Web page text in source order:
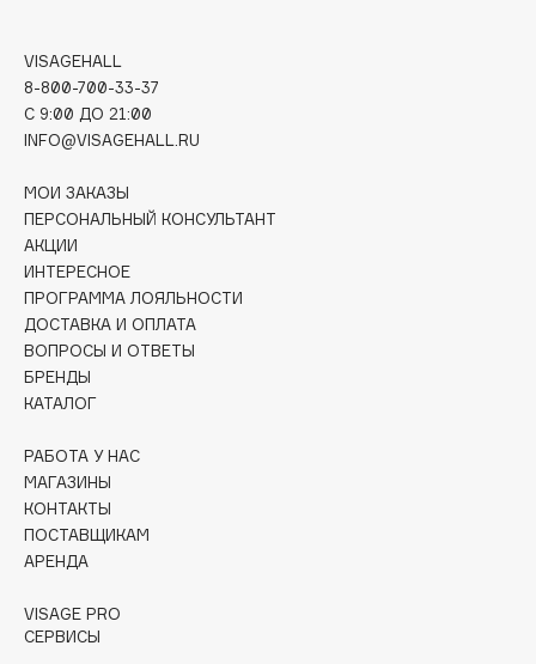
Clarette
Clarins
Clarins Precious
Clive Christian
Club De Nuit
Collagenina
Corimo
CosRX
Cottolina
Crescina
Cunzite
Curaprox
D
VISAGEHALL
8-800-700-33-37
C 9:00 ДО 21:00
INFO@VISAGEHALL.RU
МОИ ЗАКАЗЫ
ПЕРСОНАЛЬНЫЙ КОНСУЛЬТАНТ
АКЦИИ
ИНТЕРЕСНОЕ
ПРОГРАММА ЛОЯЛЬНОСТИ
ДОСТАВКА И ОПЛАТА
ВОПРОСЫ И ОТВЕТЫ
БРЕНДЫ
КАТАЛОГ
РАБОТА У НАС
МАГАЗИНЫ
КОНТАКТЫ
ПОСТАВЩИКАМ
АРЕНДА
VISAGE PRO
СЕРВИСЫ